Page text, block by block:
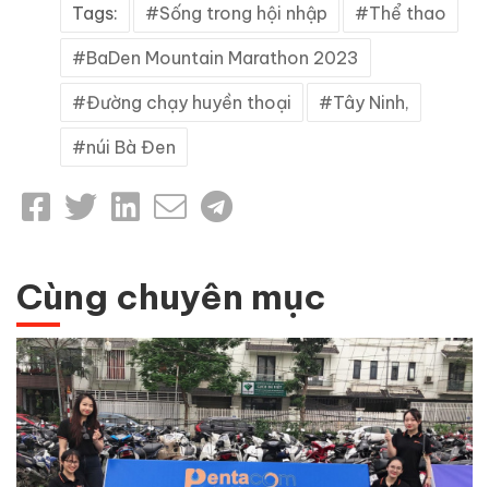
Tags: Sống trong hội nhập Thể thao
BaDen Mountain Marathon 2023
Đường chạy huyền thoại Tây Ninh,
núi Bà Đen
Cùng chuyên mục